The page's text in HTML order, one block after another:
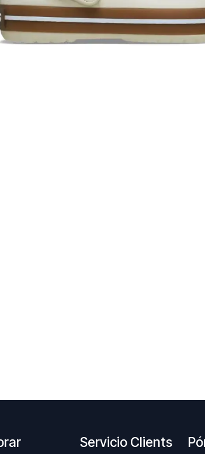
Servicio Clients